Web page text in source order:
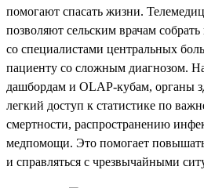
помогают спасать жизни.
позволяют сельским врачам
со специалистами центральных
пациенту со сложным диагнозом.
дашбордам и OLAP-кубам, органы
легкий доступ к статистике по
смертности, распространению
медпомощи. Это помогает
и справляться с чрезвычайными